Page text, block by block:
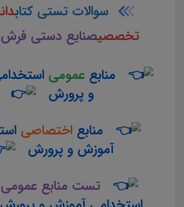
سوالات تستی کتاب
تخصصیصنایع دستی فرش
منابع عمومی
و پرورش
منابعاختصاصی
آموزش و پرورش
تست منابع عمومی